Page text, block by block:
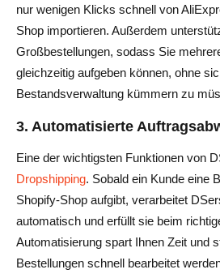
nur wenigen Klicks schnell von
Shop importieren. Außerdem
Großbestellungen, sodass Sie
gleichzeitig aufgeben können, ohne
Bestandsverwaltung kümmern zu
3. Automatisierte
Eine der wichtigsten Funktionen von
Dropshipping. Sobald ein Kunde eine
Shopify-Shop aufgibt, verarbeitet
automatisch und erfüllt sie beim
Automatisierung spart Ihnen Zeit und
Bestellungen schnell bearbeitet